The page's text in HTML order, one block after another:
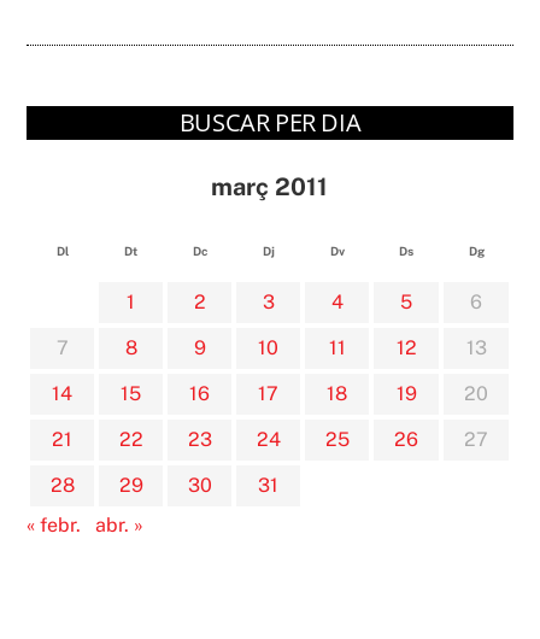
BUSCAR PER DIA
març 2011
Dl Dt Dc Dj Dv Ds Dg
1 2 3 4 5
6
7
8 9 10 11 12
13
14
15 16 17 18 19
20
21
22 23 24 25 26
27
28
29 30
31
« febr.
abr. »